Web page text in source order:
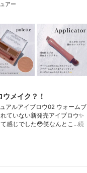
アー
メイク？！
アルアイブロウ02 ウォームブ
ていない新発売アイブロウ✨
感じでした😳笑なんとこ…続